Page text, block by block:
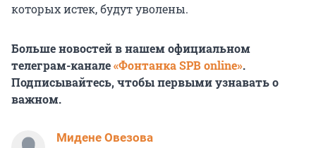
которых истек, будут уволены.
Больше новостей в нашем официальном
телеграм-канале«Фонтанка SPB online».
Подписывайтесь, чтобы первыми узнавать о
важном.
Мидене Овезова